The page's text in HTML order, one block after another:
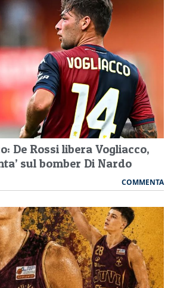
De Rossi libera Vogliacco,
sul bomber Di Nardo
COMMENTA